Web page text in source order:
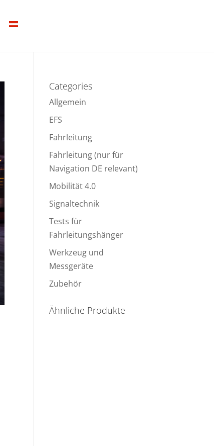
Categories
Allgemein
EFS
Fahrleitung
Fahrleitung (nur für
Navigation DE relevant)
Mobilität 4.0
Signaltechnik
Tests für
Fahrleitungshänger
Werkzeug und
Messgeräte
Zubehör
Ähnliche Produkte